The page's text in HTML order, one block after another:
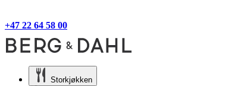
+47 22 64 58 00
Storkjøkken